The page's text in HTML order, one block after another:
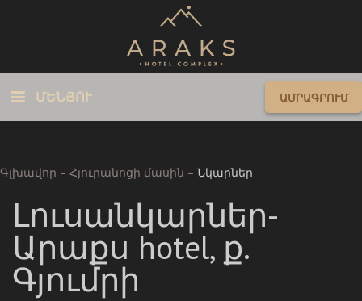
ՄԵՆՅՈՒ ԱՄՐԱԳՐՈՒՄ
Գլխավոր – Հյուրանոցի մասին – Նկարներ
Լուսանկարներ-
Արաքս hotel, ք.
Գյումրի